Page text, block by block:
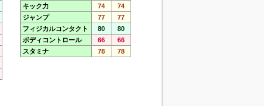
キック力
74
74
ジャンプ
77
77
フィジカルコンタクト
80
80
ボディコントロール
66
66
スタミナ
78 78